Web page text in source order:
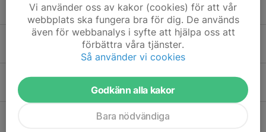
23 dec 2025 0
Bingolotter
6 nov 2025 0
Årsfesten 2025
0
Vi använder oss av kakor (cookies) för att vår
webbplats ska fungera bra för dig. De används
även för webbanalys i syfte att hjälpa oss att
förbättra våra tjänster.
Så använder vi cookies
Godkänn alla kakor
Bara nödvändiga